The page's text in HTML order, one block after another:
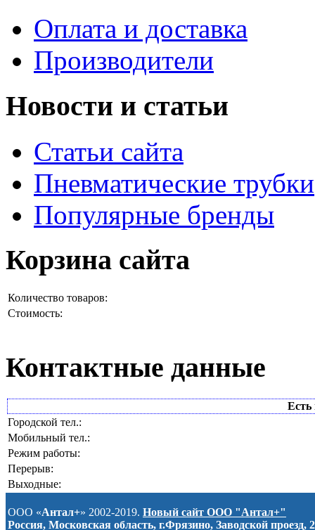
Оплата и доставка
Производители
Новости и статьи
Статьи сайта
Пневматические трубки
Популярные бренды
Корзина сайта
Количество товаров:
Стоимость:
Контактные данные
Есть
Городской тел.:
Мобильный тел.:
Режим работы:
Перерыв:
Выходные:
ООО «Антал+» 2002-2019. Новый сайт ООО "Антал+"
Россия, Московская область, г.Фрязино, Заводской проезд, 2